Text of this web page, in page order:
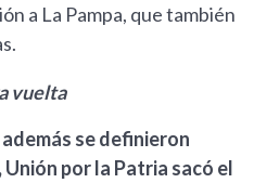
a La Pampa, que también
vuelta
se definieron
por la Patria sacó el